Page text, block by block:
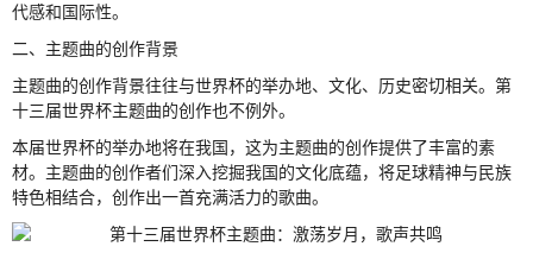
代感和国际性。
二、主题曲的创作背景
主题曲的创作背景往往与世界杯的举办地、文化、历史密切相关。第
十三届世界杯主题曲的创作也不例外。
本届世界杯的举办地将在我国，这为主题曲的创作提供了丰富的素
材。主题曲的创作者们深入挖掘我国的文化底蕴，将足球精神与民族
特色相结合，创作出一首充满活力的歌曲。